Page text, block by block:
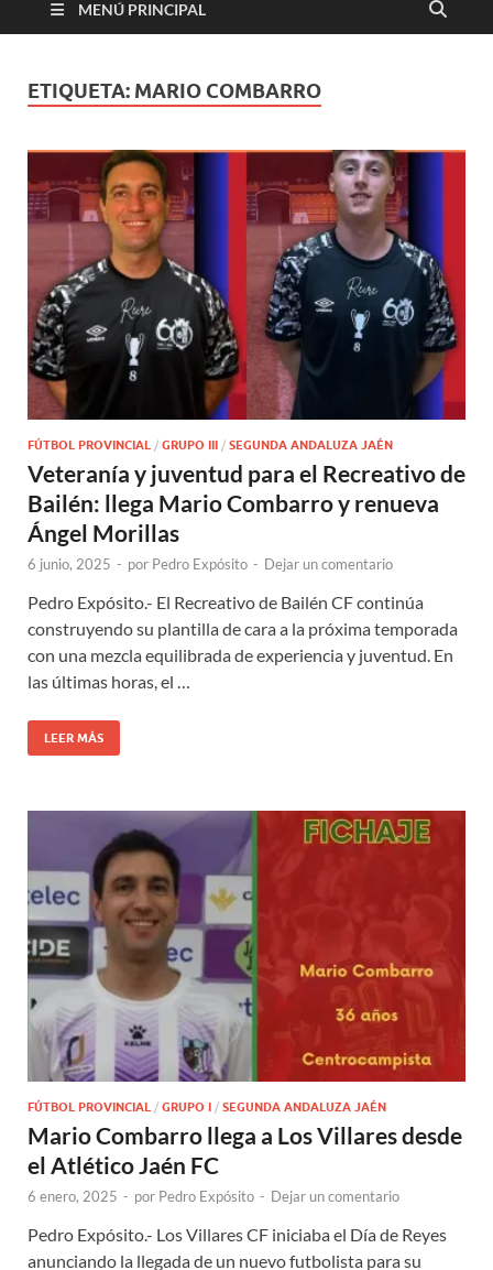
MENÚ PRINCIPAL
ETIQUETA: MARIO COMBARRO
FÚTBOL PROVINCIAL / GRUPO III / SEGUNDA ANDALUZA JAÉN
Veteranía y juventud para el Recreativo de
Bailén: llega Mario Combarro y renueva
Ángel Morillas
6 junio, 2025 - por Pedro Expósito - Dejar un comentario
Pedro Expósito.- El Recreativo de Bailén CF continúa
construyendo su plantilla de cara a la próxima temporada
con una mezcla equilibrada de experiencia y juventud. En
las últimas horas, el …
LEER MÁS
FÚTBOL PROVINCIAL / GRUPO I / SEGUNDA ANDALUZA JAÉN
Mario Combarro llega a Los Villares desde
el Atlético Jaén FC
6 enero, 2025 - por Pedro Expósito - Dejar un comentario
Pedro Expósito.- Los Villares CF iniciaba el Día de Reyes
anunciando la llegada de un nuevo futbolista para su